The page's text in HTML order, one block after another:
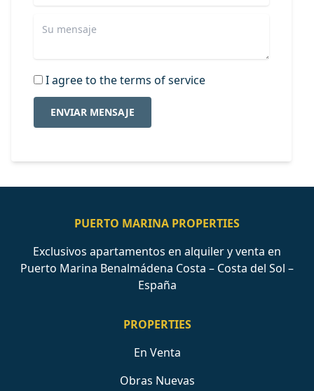
I agree to the terms of service
ENVIAR MENSAJE
PUERTO MARINA PROPERTIES
Exclusivos apartamentos en alquiler y venta en
Puerto Marina Benalmádena Costa – Costa del Sol –
España
PROPERTIES
En Venta
Obras Nuevas